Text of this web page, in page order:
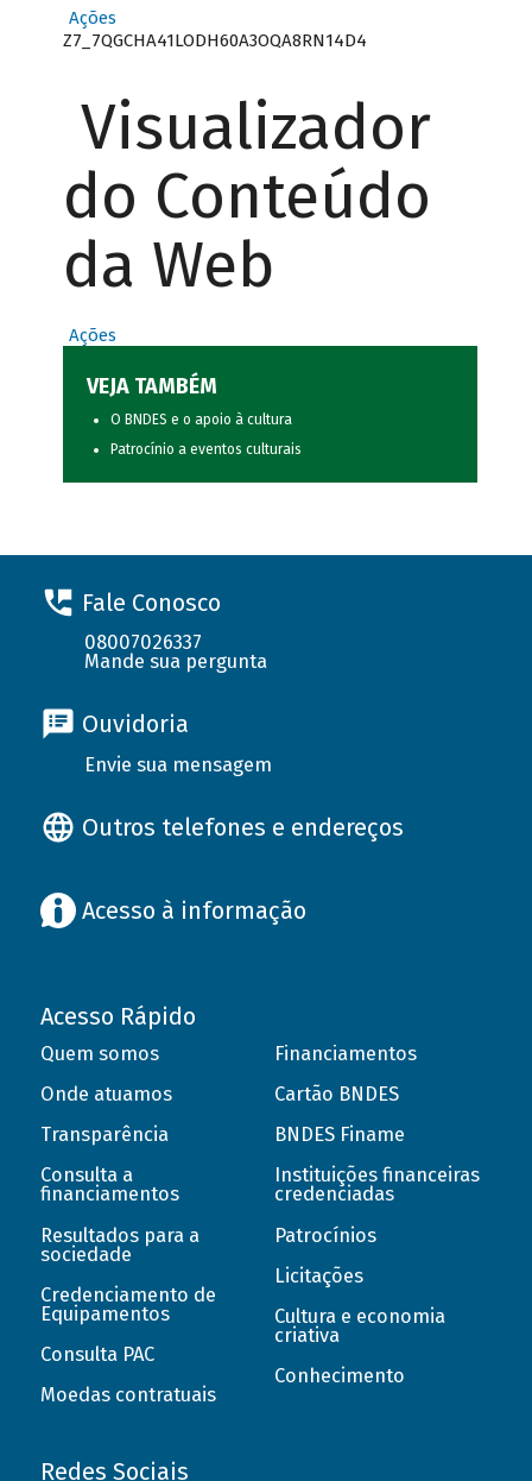
Ações
Z7_7QGCHA41LODH60A3OQA8RN14D4
Visualizador
do Conteúdo
da Web
Ações
VEJA TAMBÉM
O BNDES e o apoio à cultura
Patrocínio a eventos culturais
Fale Conosco
08007026337
Mande sua pergunta
Ouvidoria
Envie sua mensagem
Outros telefones e endereços
Acesso à informação
Acesso Rápido
Quem somos
Onde atuamos
Transparência
Consulta a
financiamentos
Resultados para a
sociedade
Credenciamento de
Equipamentos
Consulta PAC
Moedas contratuais
Financiamentos
Cartão BNDES
BNDES Finame
Instituições financeiras
credenciadas
Patrocínios
Licitações
Cultura e economia
criativa
Conhecimento
Redes Sociais